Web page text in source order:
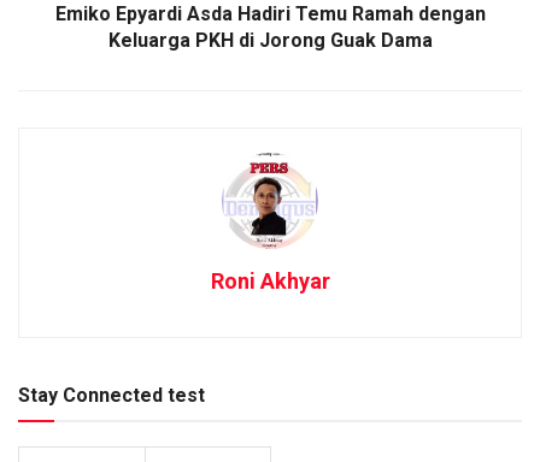
Emiko Epyardi Asda Hadiri Temu Ramah dengan
Keluarga PKH di Jorong Guak Dama
Roni Akhyar
Stay Connected test